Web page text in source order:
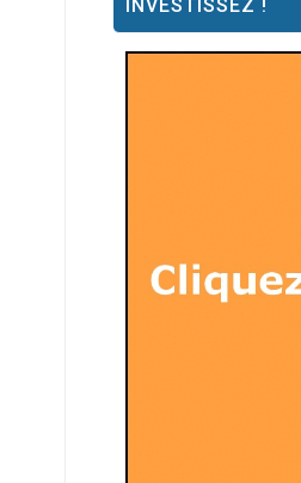
INVESTISSEZ !